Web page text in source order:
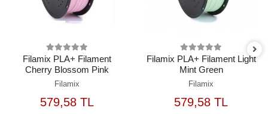
Filamix PLA+ Filament
Cherry Blossom Pink
Filamix
579,58 TL
Filamix PLA+ Filament Light
Mint Green
Filamix
579,58 TL